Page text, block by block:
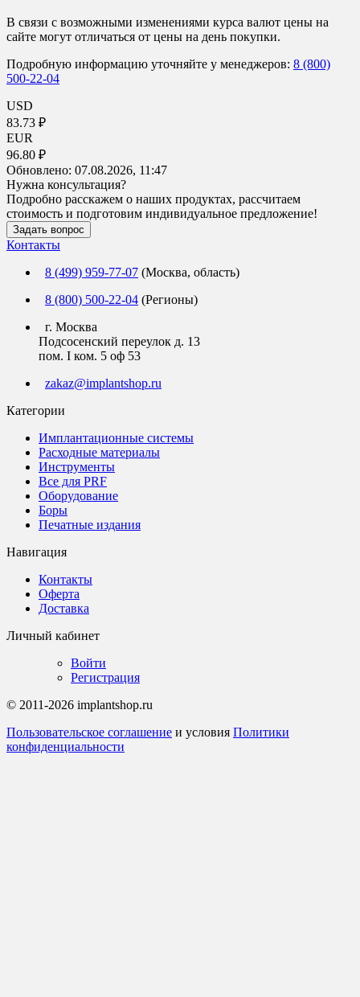
В связи с возможными изменениями курса валют цены на
сайте могут отличаться от цены на день покупки.
Подробную информацию уточняйте у менеджеров: 8 (800)
500-22-04
USD
83.73 ₽
EUR
96.80 ₽
Обновлено: 07.08.2026, 11:47
Нужна консультация?
Подробно расскажем о наших продуктах, рассчитаем
стоимость и подготовим индивидуальное предложение!
Задать вопрос
Контакты
8 (499) 959-77-07 (Москва, область)
8 (800) 500-22-04 (Регионы)
г. Москва
Подсосенский переулок д. 13
пом. I ком. 5 оф 53
zakaz@implantshop.ru
Категории
Имплантационные системы
Расходные материалы
Инструменты
Все для PRF
Оборудование
Боры
Печатные издания
Навигация
Контакты
Оферта
Доставка
Личный кабинет
Войти
Регистрация
© 2011-2026 implantshop.ru
Пользовательское соглашение и условия Политики
конфиденциальности